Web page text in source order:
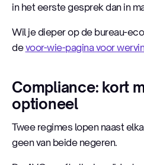
in het eerste gesprek dan in
Wil je dieper op de bureau-
devoor-wie-pagina voor
Compliance: kort
optioneel
Twee regimes lopen naast
geen van beide negeren.